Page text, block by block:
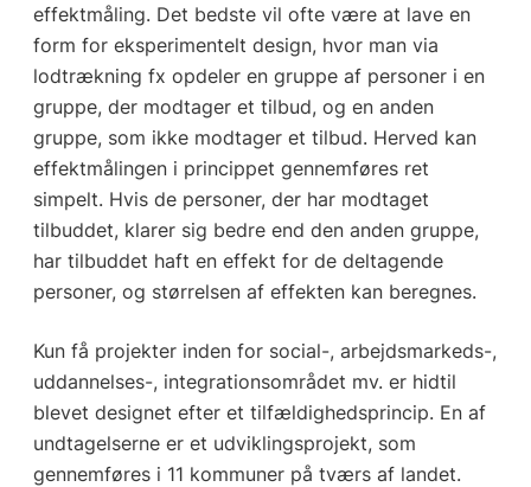
effektmåling. Det bedste vil ofte være at lave en
form for eksperimentelt design, hvor man via
lodtrækning fx opdeler en gruppe af personer i en
gruppe, der modtager et tilbud, og en anden
gruppe, som ikke modtager et tilbud. Herved kan
effektmålingen i princippet gennemføres ret
simpelt. Hvis de personer, der har modtaget
tilbuddet, klarer sig bedre end den anden gruppe,
har tilbuddet haft en effekt for de deltagende
personer, og størrelsen af effekten kan beregnes.
Kun få projekter inden for social-, arbejdsmarkeds-,
uddannelses-, integrationsområdet mv. er hidtil
blevet designet efter et tilfældighedsprincip. En af
undtagelserne er et udviklingsprojekt, som
gennemføres i 11 kommuner på tværs af landet.